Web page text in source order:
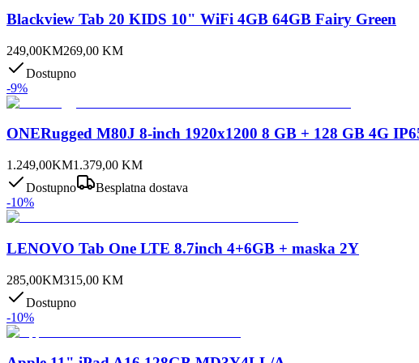
Blackview Tab 20 KIDS 10" WiFi 4GB 64GB Fairy Green
249,00KM269,00 KM
Dostupno
-9%
ONERugged M80J 8-inch 1920x1200 8 GB + 128 GB 4G
1.249,00KM1.379,00 KM
Dostupno
Besplatna dostava
-10%
LENOVO Tab One LTE 8.7inch 4+6GB + maska 2Y
285,00KM315,00 KM
Dostupno
-10%